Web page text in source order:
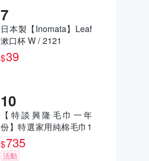
日本製【Inomata】Leaf
漱口杯 W / 2121
$39
【特談興隆毛巾一年
份】特選家用純棉毛巾1
2入 2款任選 MIT標章
$735
活動